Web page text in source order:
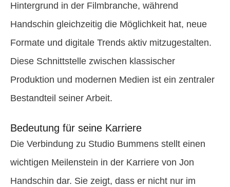
Hintergrund in der Filmbranche, während
Handschin gleichzeitig die Möglichkeit hat, neue
Formate und digitale Trends aktiv mitzugestalten.
Diese Schnittstelle zwischen klassischer
Produktion und modernen Medien ist ein zentraler
Bestandteil seiner Arbeit.
Bedeutung für seine Karriere
Die Verbindung zu Studio Bummens stellt einen
wichtigen Meilenstein in der Karriere von Jon
Handschin dar. Sie zeigt, dass er nicht nur im